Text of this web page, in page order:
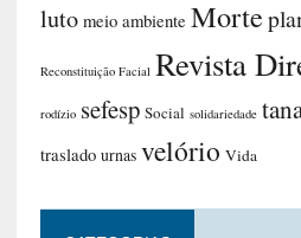
luto meio ambiente Morte
Reconstituição Facial Revista
rodízio sefesp Social solidariedade
traslado urnas velório Vida